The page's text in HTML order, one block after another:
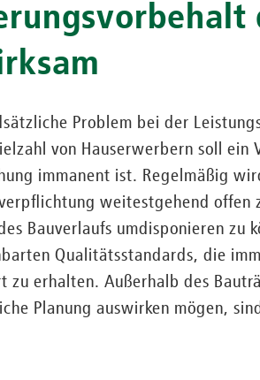
Problem bei der
von Hauserwerbern soll
immanent ist. Regelmäßig
weitestgehend offen
Bauverlaufs umdisponieren zu
Qualitätsstandards, die
zu erhalten. Außerhalb des
Planung auswirken mögen,